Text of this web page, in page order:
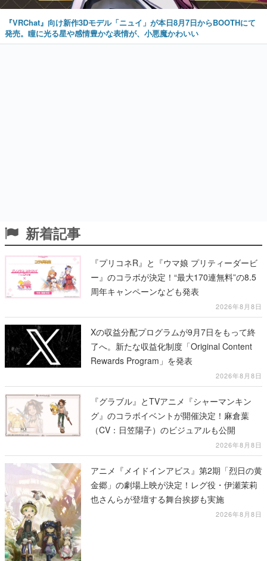
『VRChat』向け新作3Dモデル「ニュイ」が本日8月7日からBOOTHにて
発売。瞳に光る星や感情豊かな表情が、小悪魔かわいい
新着記事
『プリコネR』と『ウマ娘 プリティーダービ
ー』のコラボが決定！“最大170連無料”の8.5
周年キャンペーンなども発表
2026年8月8日
Xの収益分配プログラムが9月7日をもって終
了へ。新たな収益化制度「Original Content
Rewards Program」を発表
2026年8月8日
『グラブル』とTVアニメ『シャーマンキン
グ』のコラボイベントが開催決定！麻倉葉
（CV：日笠陽子）のビジュアルも公開
2026年8月8日
アニメ『メイドインアビス』第2期「烈日の黄
金郷」の劇場上映が決定！レグ役・伊瀬茉莉
也さんらが登壇する舞台挨拶も実施
2026年8月8日